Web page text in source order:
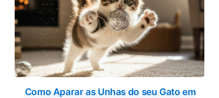
Como Aparar as Unhas do seu Gato em